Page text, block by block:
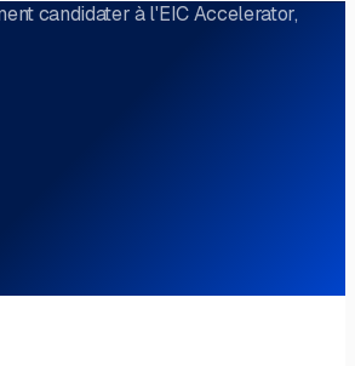
candidater à l'EIC Accelerator,